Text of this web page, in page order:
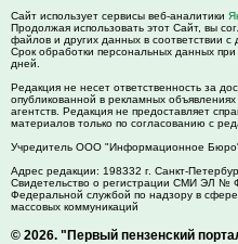
Сайт использует сервисы веб-аналитики
Продолжая использовать этот Сайт, вы
файлов и других данных в соответствии с
Срок обработки персональных данных
дней.
Редакция не несет ответственность за
опубликованной в рекламных
агентств. Редакция не предоставляет
материалов только по согласованию с
Учредитель ООО "Информационное
Адрес редакции: 198332 г. Санкт-
Свидетельство о регистрации СМИ ЭЛ №
Федеральной службой по надзору в
массовых коммуникаций
© 2026. "Первый пензенский